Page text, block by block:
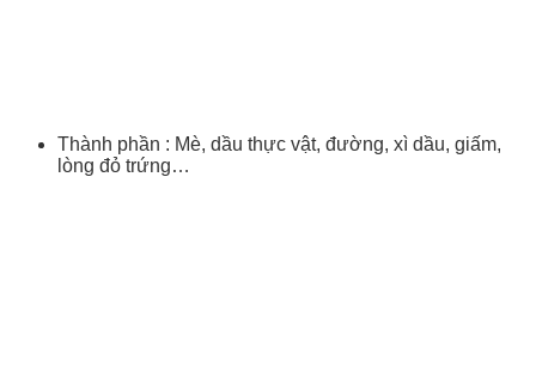
Thành phần : Mè, dầu thực vật, đường, xì dầu, giấm,
lòng đỏ trứng…